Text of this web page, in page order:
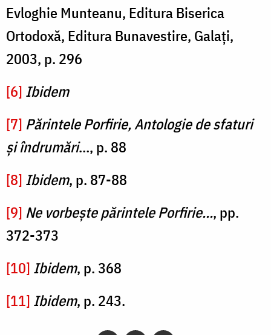
Evloghie Munteanu, Editura Biserica
Ortodoxă, Editura Bunavestire, Galați,
2003, p. 296
[6] Ibidem
[7] Părintele Porfirie, Antologie de sfaturi
și îndrumări…, p. 88
[8] Ibidem, p. 87-88
[9] Ne vorbește părintele Porfirie…, pp.
372-373
[10] Ibidem, p. 368
[11] Ibidem, p. 243.